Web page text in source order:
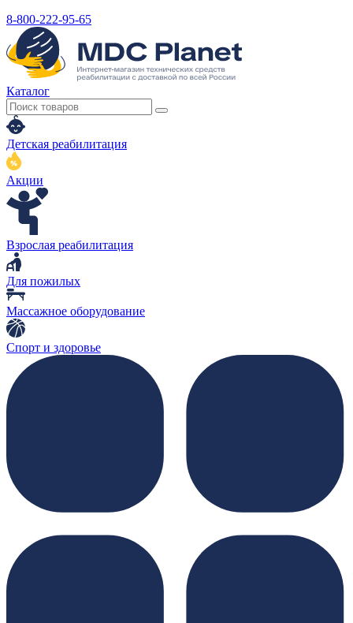
8-800-222-95-65
Каталог
Детская реабилитация
Акции
Взрослая реабилитация
Для пожилых
Массажное оборудование
Спорт и здоровье